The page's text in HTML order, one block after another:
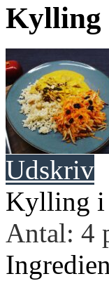
Udskriv
Kylling i
Antal: 4